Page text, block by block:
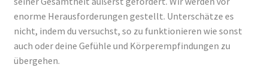
enorme Herausforderungen gestellt. Unterschätze es
nicht, indem du versuchst, so zu funktionieren wie sonst
auch oder deine Gefühle und Körperempfindungen zu
übergehen.